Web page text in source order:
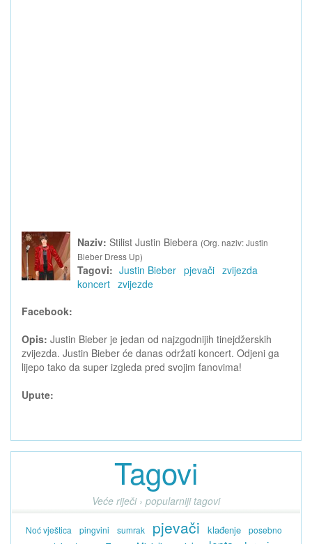
Naziv: Stilist Justin Biebera (Org. naziv: Justin
Bieber Dress Up)
Tagovi: Justin Bieber pjevači zvijezda
koncert zvijezde
Facebook:
Opis: Justin Bieber je jedan od najzgodnijih tinejdžerskih
zvijezda. Justin Bieber će danas održati koncert. Odjeni ga
lijepo tako da super izgleda pred svojim fanovima!
Upute:
Tagovi
Veće riječi › popularniji tagovi
Noć vještica pingvini sumrak pjevači klađenje
posebno